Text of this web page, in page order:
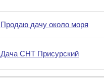
Продаю дачу около моря
Дача СНТ Присурский